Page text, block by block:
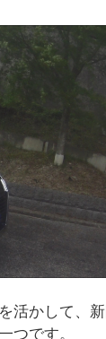
活かして、
つです。